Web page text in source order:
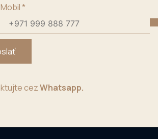
Mobil*
cezWhatsapp.